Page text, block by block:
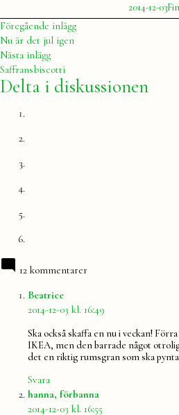
Publicerat
av
Julia
2014-12-03
i
Inläggsnavigering
Föregående inläggFöregående
Nu är det jul igen
Nästa inläggNästa
inlägg:
Saffransbiscotti
Delta i diskussionen
12 kommentarer
Beatricesäger:
2014-12-03 kl. 16:49
Ska också skaffa en nu i veckan!
IKEA, men den barrade något
det en riktig rumsgran som ska
Svara
hanna, förbanna
2014-12-03 kl. 16:55